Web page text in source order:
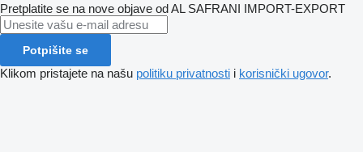
Pretplatite se na nove objave od AL SAFRANI IMPORT-EXPORT
Potpišite se
Klikom pristajete na našu politiku privatnosti i korisnički ugovor.